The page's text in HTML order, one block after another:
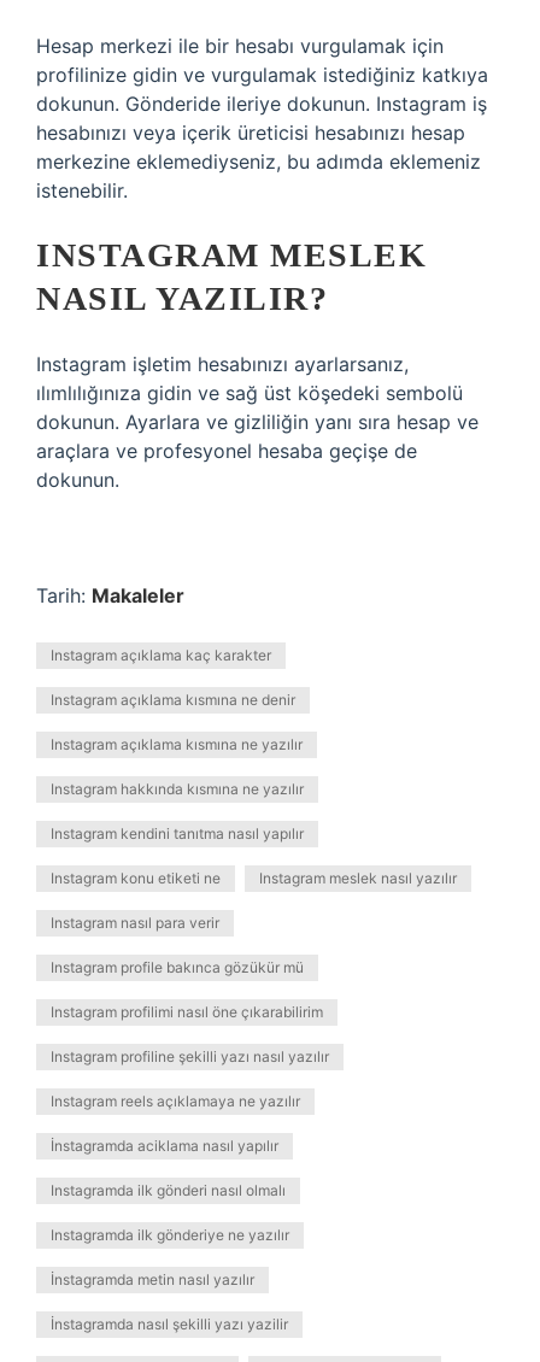
Hesap merkezi ile bir hesabı vurgulamak için
profilinize gidin ve vurgulamak istediğiniz katkıya
dokunun. Gönderide ileriye dokunun. Instagram iş
hesabınızı veya içerik üreticisi hesabınızı hesap
merkezine eklemediyseniz, bu adımda eklemeniz
istenebilir.
INSTAGRAM MESLEK
NASIL YAZILIR?
Instagram işletim hesabınızı ayarlarsanız,
ılımlılığınıza gidin ve sağ üst köşedeki sembolü
dokunun. Ayarlara ve gizliliğin yanı sıra hesap ve
araçlara ve profesyonel hesaba geçişe de
dokunun.
Tarih: Makaleler
Instagram açıklama kaç karakter
Instagram açıklama kısmına ne denir
Instagram açıklama kısmına ne yazılır
Instagram hakkında kısmına ne yazılır
Instagram kendini tanıtma nasıl yapılır
Instagram konu etiketi ne Instagram meslek nasıl yazılır
Instagram nasıl para verir
Instagram profile bakınca gözükür mü
Instagram profilimi nasıl öne çıkarabilirim
Instagram profiline şekilli yazı nasıl yazılır
Instagram reels açıklamaya ne yazılır
İnstagramda aciklama nasıl yapılır
Instagramda ilk gönderi nasıl olmalı
Instagramda ilk gönderiye ne yazılır
İnstagramda metin nasıl yazılır
İnstagramda nasıl şekilli yazı yazilir